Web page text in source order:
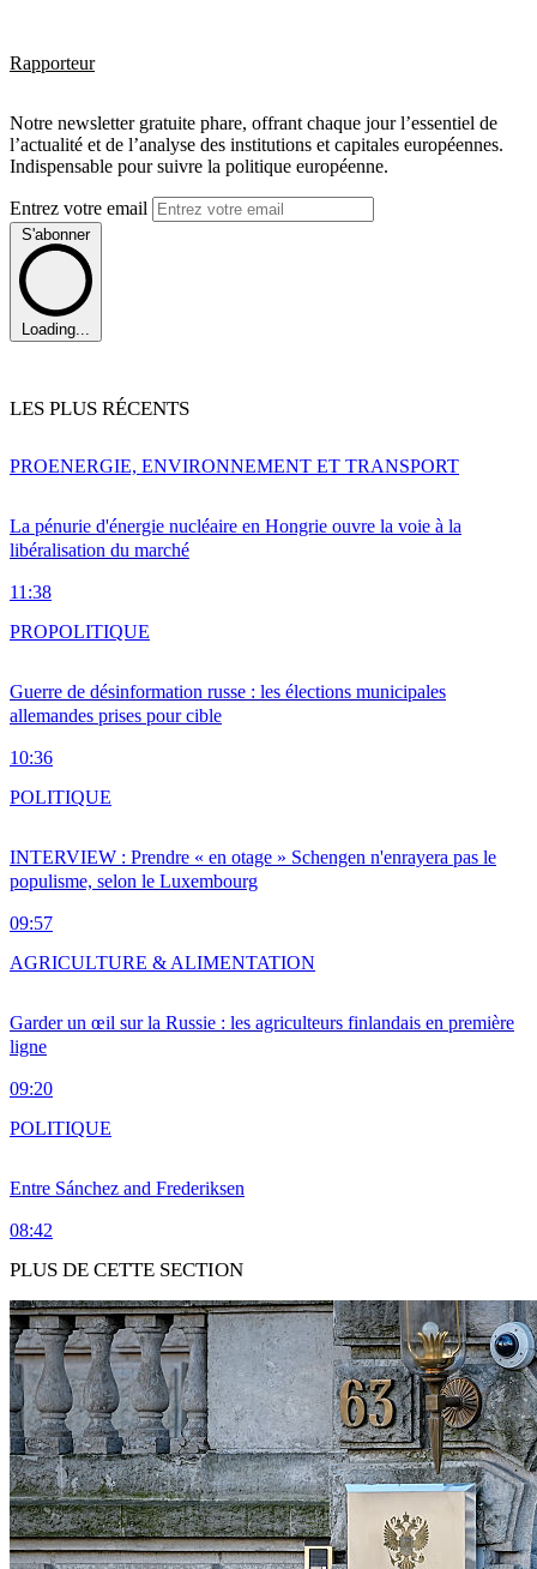
Rapporteur
Notre newsletter gratuite phare, offrant chaque jour l’essentiel de
l’actualité et de l’analyse des institutions et capitales européennes.
Indispensable pour suivre la politique européenne.
Entrez votre email
S'abonner
Loading...
LES PLUS RÉCENTS
La pénurie d'énergie nucléaire en Hongrie ouvre la voie à la
libéralisation du marché
11:38
PROENERGIE, ENVIRONNEMENT ET TRANSPORT
Guerre de désinformation russe : les élections municipales
allemandes prises pour cible
10:36
PROPOLITIQUE
INTERVIEW : Prendre « en otage » Schengen n'enrayera pas le
populisme, selon le Luxembourg
09:57
POLITIQUE
Garder un œil sur la Russie : les agriculteurs finlandais en première
ligne
09:20
AGRICULTURE & ALIMENTATION
Entre Sánchez and Frederiksen
08:42
POLITIQUE
PLUS DE CETTE SECTION